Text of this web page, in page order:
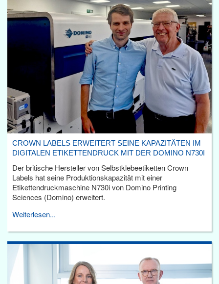
CROWN LABELS ERWEITERT SEINE KAPAZITÄTEN IM
DIGITALEN ETIKETTENDRUCK MIT DER DOMINO N730I
Der britische Hersteller von Selbstklebeetiketten Crown
Labels hat seine Produktionskapazität mit einer
Etikettendruckmaschine N730i von Domino Printing
Sciences (Domino) erweitert.
Weiterlesen...